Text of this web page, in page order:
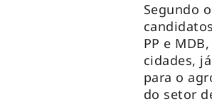
Segundo
PP e
cidades,
para o
do setor